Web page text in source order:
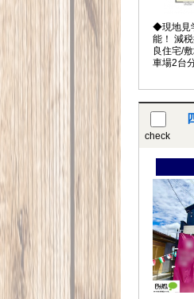
◆現地見
能！ 減
良住宅/
車場2台
check